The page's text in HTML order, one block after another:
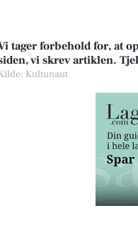
tager forbehold for, at
vi skrev artiklen.
Kultunaut